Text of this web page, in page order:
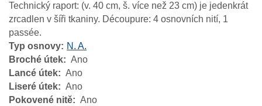
Technický raport: (v. 40 cm, š. více než 23 cm) je jedenkrát
zrcadlen v šíři tkaniny. Découpure: 4 osnovních nití, 1
passée.
Typ osnovy
N. A.
Broché útek
Ano
Lancé útek
Ano
Liseré útek
Ano
Pokovené nitě
Ano